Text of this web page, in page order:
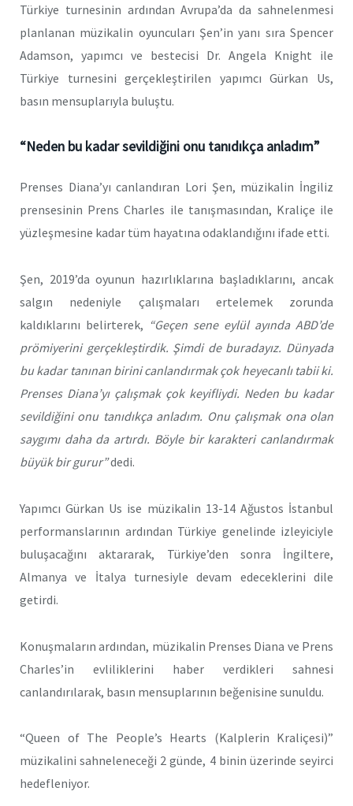
Türkiye turnesinin ardından Avrupa’da da sahnelenmesi
planlanan müzikalin oyuncuları Şen’in yanı sıra Spencer
Adamson, yapımcı ve bestecisi Dr. Angela Knight ile
Türkiye turnesini gerçekleştirilen yapımcı Gürkan Us,
basın mensuplarıyla buluştu.
“Neden bu kadar sevildiğini onu tanıdıkça anladım”
Prenses Diana’yı canlandıran Lori Şen, müzikalin İngiliz
prensesinin Prens Charles ile tanışmasından, Kraliçe ile
yüzleşmesine kadar tüm hayatına odaklandığını ifade etti.
Şen, 2019’da oyunun hazırlıklarına başladıklarını, ancak
salgın nedeniyle çalışmaları ertelemek zorunda
kaldıklarını belirterek, “Geçen sene eylül ayında ABD’de
prömiyerini gerçekleştirdik. Şimdi de buradayız. Dünyada
bu kadar tanınan birini canlandırmak çok heyecanlı tabii ki.
Prenses Diana’yı çalışmak çok keyifliydi. Neden bu kadar
sevildiğini onu tanıdıkça anladım. Onu çalışmak ona olan
saygımı daha da artırdı. Böyle bir karakteri canlandırmak
büyük bir gurur”dedi.
Yapımcı Gürkan Us ise müzikalin 13-14 Ağustos İstanbul
performanslarının ardından Türkiye genelinde izleyiciyle
buluşacağını aktararak, Türkiye’den sonra İngiltere,
Almanya ve İtalya turnesiyle devam edeceklerini dile
getirdi.
Konuşmaların ardından, müzikalin Prenses Diana ve Prens
Charles’in evliliklerini haber verdikleri sahnesi
canlandırılarak, basın mensuplarının beğenisine sunuldu.
“Queen of The People’s Hearts (Kalplerin Kraliçesi)”
müzikalini sahneleneceği 2 günde, 4 binin üzerinde seyirci
hedefleniyor.